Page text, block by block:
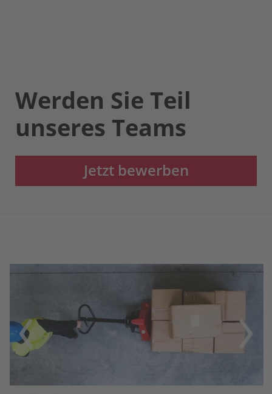
Werden Sie Teil
unseres Teams
Jetzt bewerben
Previous Next